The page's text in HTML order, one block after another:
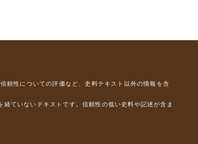
頼性についての評価など、史料テキスト以外の情報を含
ていないテキストです。信頼性の低い史料や記述が含ま